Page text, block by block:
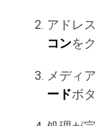
アドレ
コンを
メディ
ードボ